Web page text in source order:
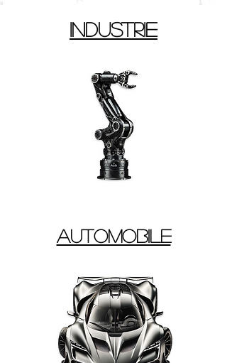
industrie
automobile